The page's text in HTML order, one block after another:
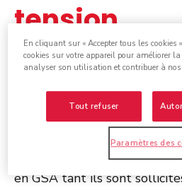
tension
Historiquement, le mois de
davantage de bons plans
consommer car l’élan des
derrière eux. C’est aussi un
consommateurs sont moins
en GSA tant ils sont
En cliquant sur « Accepter tous les cookies
cookies sur votre appareil pour améliorer
analyser son utilisation et contribuer à
Tout refuser
Paramètres des